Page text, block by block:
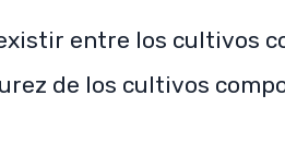
entre los cultivos
de los cultivos